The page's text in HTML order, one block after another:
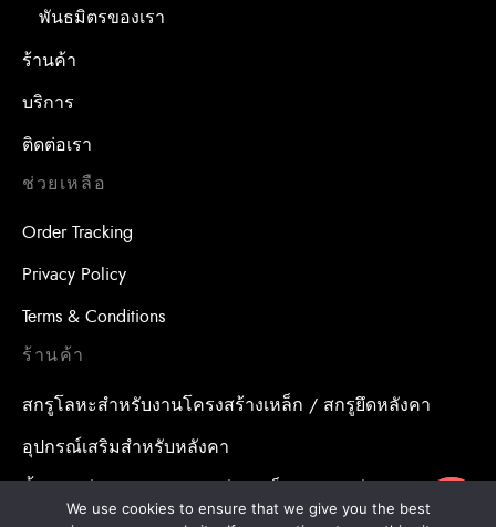
พันธมิตรของเรา
ร้านค้า
บริการ
ติดต่อเรา
ช่วยเหลือ
Order Tracking
Privacy Policy
Terms & Conditions
ร้านค้า
สกรูโลหะสำหรับงานโครงสร้างเหล็ก / สกรูยึดหลังคา
อุปกรณ์เสริมสำหรับหลังคา
We use cookies to ensure that we give you the best
ขอใบเสนอราคา